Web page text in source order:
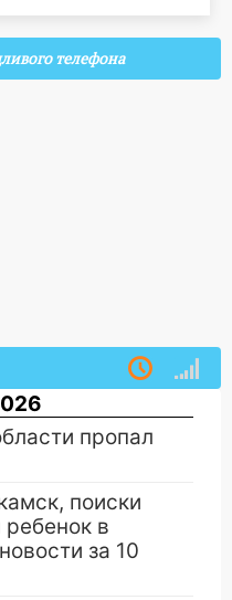
телефона
пропал
поиски
в
за 10